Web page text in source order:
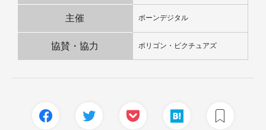
主催 ボーンデジタル
協賛・協力 ポリゴン・ピクチュアズ